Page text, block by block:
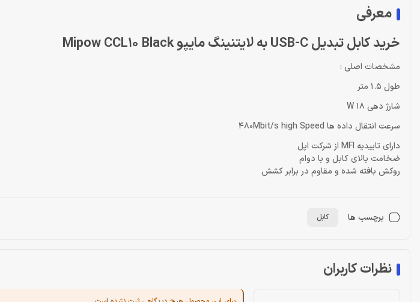
معرفی
خرید کابل تبدیل USB-C به لایتنینگ مایپو Mipow CCL10 Black
مشخصات اصلی :
طول 1.5 متر
شارژ دهی 18 W
سرعت انتقال داده ها 480Mbit/s high Speed
دارای تاییدیه MFI از شرکت اپل
ضخامت بالای کابل و با دوام
روکش بافته شده و مقاوم در برابر کشش
برچسب ها کابل
نظرات کاربران